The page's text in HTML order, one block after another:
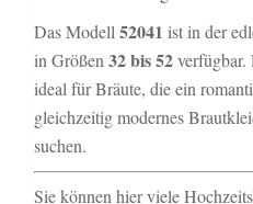
Das Modell 52041 ist in der
in Größen 32 bis 52verfügbar.
ideal für Bräute, die ein
gleichzeitig modernes
suchen.
Sie können hier viele